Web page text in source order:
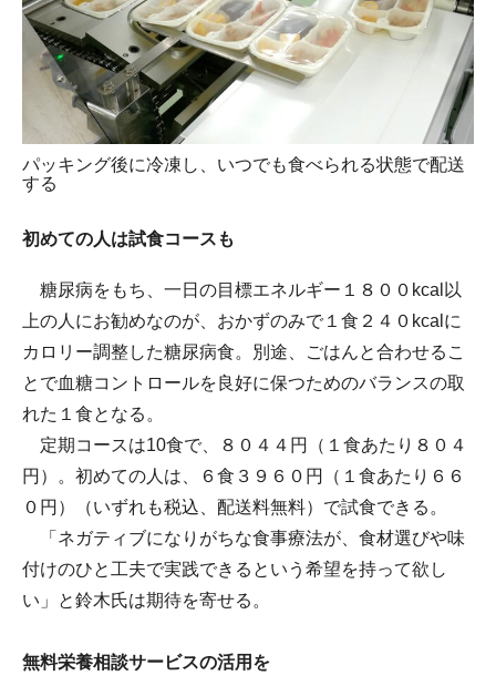
パッキング後に冷凍し、いつでも食べられる状態で配送
する
初めての人は試食コースも
糖尿病をもち、一日の目標エネルギー１８００kcal以
上の人にお勧めなのが、おかずのみで１食２４０kcalに
カロリー調整した糖尿病食。別途、ごはんと合わせるこ
とで血糖コントロールを良好に保つためのバランスの取
れた１食となる。
定期コースは10食で、８０４４円（１食あたり８０４
円）。初めての人は、６食３９６０円（１食あたり６６
０円）（いずれも税込、配送料無料）で試食できる。
「ネガティブになりがちな食事療法が、食材選びや味
付けのひと工夫で実践できるという希望を持って欲し
い」と鈴木氏は期待を寄せる。
無料栄養相談サービスの活用を